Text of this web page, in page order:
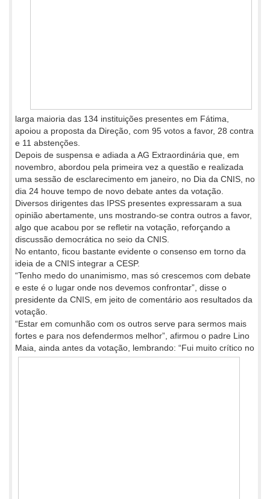
larga maioria das 134 instituições presentes em Fátima,
apoiou a proposta da Direção, com 95 votos a favor, 28 contra
e 11 abstenções.
Depois de suspensa e adiada a AG Extraordinária que, em
novembro, abordou pela primeira vez a questão e realizada
uma sessão de esclarecimento em janeiro, no Dia da CNIS, no
dia 24 houve tempo de novo debate antes da votação.
Diversos dirigentes das IPSS presentes expressaram a sua
opinião abertamente, uns mostrando-se contra outros a favor,
algo que acabou por se refletir na votação, reforçando a
discussão democrática no seio da CNIS.
No entanto, ficou bastante evidente o consenso em torno da
ideia de a CNIS integrar a CESP.
“Tenho medo do unanimismo, mas só crescemos com debate
e este é o lugar onde nos devemos confrontar”, disse o
presidente da CNIS, em jeito de comentário aos resultados da
votação.
“Estar em comunhão com os outros serve para sermos mais
fortes e para nos defendermos melhor”, afirmou o padre Lino
Maia, ainda antes da votação, lembrando: “Fui muito crítico no